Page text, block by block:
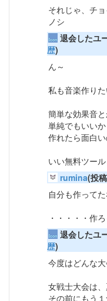
それじゃ、チ
ノシ
退会したユ
歴)
ん～
私も音楽作り
簡単な効果音
単純でもいい
作れたら面白い
いい無料ツー
rumina(投
自分も作って
・・・・・作
退会したユ
歴)
今度はどんな
女戦士大会は
その前にもう１